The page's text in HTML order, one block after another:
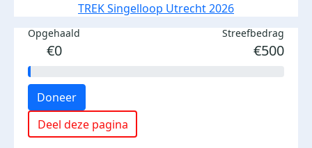
TREK Singelloop Utrecht 2026
Opgehaald
€0
Streefbedrag
€500
Doneer
Deel deze pagina